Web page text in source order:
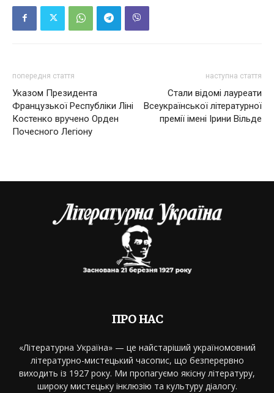
попередня стаття
Указом Президента
Французької Республіки Ліні
Костенко вручено Орден
Почесного Легіону
наступна стаття
Стали відомі лауреати
Всеукраїнської літературної
премії імені Ірини Вільде
ПРО НАС
«Літературна Україна» — це найстаріший україномовний
літературно-мистецький часопис, що безперервно
виходить із 1927 року. Ми пропагуємо якісну літературу,
широку мистецьку інклюзію та культуру діалогу.